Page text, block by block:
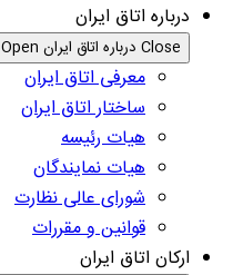
درباره اتاق ایران
Close درباره اتاق ایران Open درباره اتاق ایران
معرفی اتاق ایران
ساختار اتاق ایران
هیات رئیسه
هیات نمایندگان
شورای عالی نظارت
قوانین و مقررات
ارکان اتاق ایران